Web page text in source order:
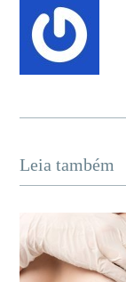
Leia também